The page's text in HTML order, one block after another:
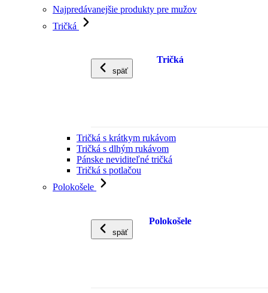
Najpredávanejšie produkty pre mužov
Tričká
späť
Tričká
Tričká s krátkym rukávom
Tričká s dlhým rukávom
Pánske neviditeľné tričká
Tričká s potlačou
Polokošele
späť
Polokošele